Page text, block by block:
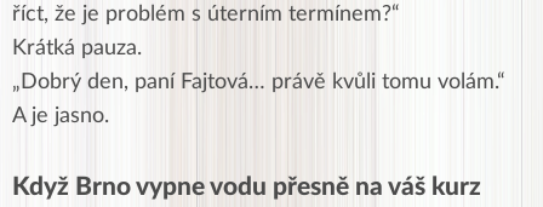
říct, že je problém s úterním termínem?“
Krátká pauza.
„Dobrý den, paní Fajtová… právě kvůli tomu volám.“
A je jasno.
Když Brno vypne vodu přesně na váš kurz